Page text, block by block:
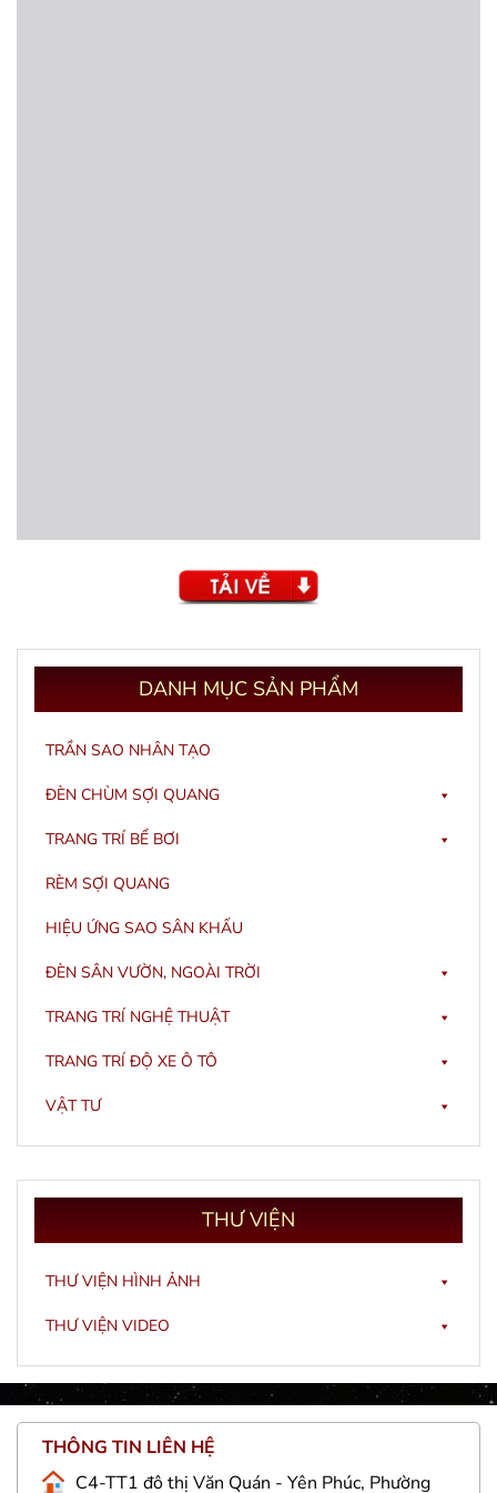
DANH MỤC SẢN PHẨM
TRẦN SAO NHÂN TẠO
ĐÈN CHÙM SỢI QUANG
TRANG TRÍ BỂ BƠI
RÈM SỢI QUANG
HIỆU ỨNG SAO SÂN KHẤU
ĐÈN SÂN VƯỜN, NGOÀI TRỜI
TRANG TRÍ NGHỆ THUẬT
TRANG TRÍ ĐỘ XE Ô TÔ
VẬT TƯ
THƯVIỆN
THƯ VIỆN HÌNH ẢNH
THƯ VIỆN VIDEO
THÔNG TIN LIÊN HỆ
C4-TT1 đô thị Văn Quán - Yên Phúc, Phường